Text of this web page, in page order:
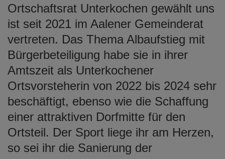
Ortschaftsrat Unterkochen gewählt uns
ist seit 2021 im Aalener Gemeinderat
vertreten. Das Thema Albaufstieg mit
Bürgerbeteiligung habe sie in ihrer
Amtszeit als Unterkochener
Ortsvorsteherin von 2022 bis 2024 sehr
beschäftigt, ebenso wie die Schaffung
einer attraktiven Dorfmitte für den
Ortsteil. Der Sport liege ihr am Herzen,
so sei ihr die Sanierung der